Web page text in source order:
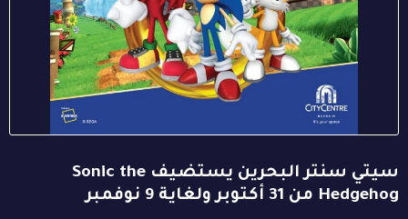
سيتي سنتر البحرين يستضيف Sonic the
Hedgehog من 31 أكتوبر ولغاية 9 نوفمبر